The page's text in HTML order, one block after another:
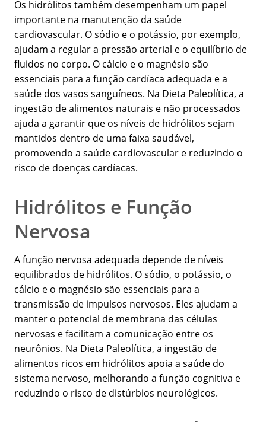
Os hidrólitos também desempenham um papel
importante na manutenção da saúde
cardiovascular. O sódio e o potássio, por exemplo,
ajudam a regular a pressão arterial e o equilíbrio de
fluidos no corpo. O cálcio e o magnésio são
essenciais para a função cardíaca adequada e a
saúde dos vasos sanguíneos. Na Dieta Paleolítica, a
ingestão de alimentos naturais e não processados
ajuda a garantir que os níveis de hidrólitos sejam
mantidos dentro de uma faixa saudável,
promovendo a saúde cardiovascular e reduzindo o
risco de doenças cardíacas.
Hidrólitos e Função
Nervosa
A função nervosa adequada depende de níveis
equilibrados de hidrólitos. O sódio, o potássio, o
cálcio e o magnésio são essenciais para a
transmissão de impulsos nervosos. Eles ajudam a
manter o potencial de membrana das células
nervosas e facilitam a comunicação entre os
neurônios. Na Dieta Paleolítica, a ingestão de
alimentos ricos em hidrólitos apoia a saúde do
sistema nervoso, melhorando a função cognitiva e
reduzindo o risco de distúrbios neurológicos.